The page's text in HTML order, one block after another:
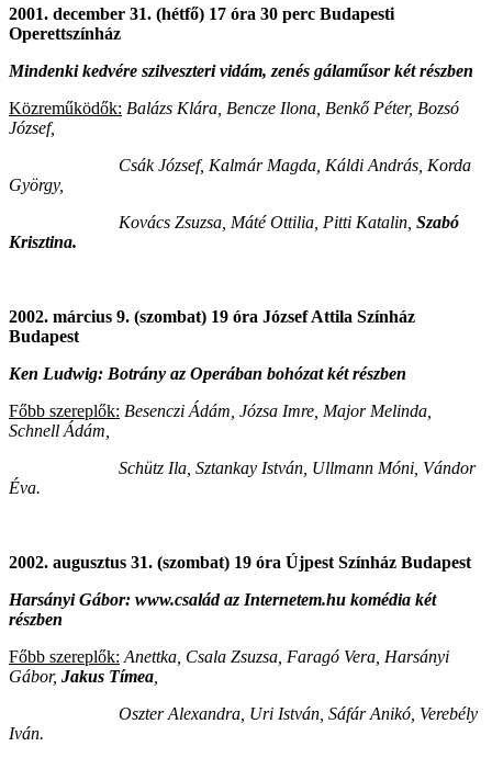
2001. december 31. (hétfő) 17 óra 30 perc Budapesti
Operettszínház
Mindenki kedvére szilveszteri vidám, zenés gálaműsor két részben
Közreműködők: Balázs Klára, Bencze Ilona, Benkő Péter, Bozsó
József,
Csák József, Kalmár Magda, Káldi András, Korda
György,
Kovács Zsuzsa, Máté Ottilia, Pitti Katalin, Szabó
Krisztina.
2002. március 9. (szombat) 19 óra József Attila Színház
Budapest
Ken Ludwig: Botrány az Operában bohózat két részben
Főbb szereplők: Besenczi Ádám, Józsa Imre, Major Melinda,
Schnell Ádám,
Schütz Ila, Sztankay István, Ullmann Móni, Vándor
Éva.
2002. augusztus 31. (szombat) 19 óra Újpest Színház Budapest
Harsányi Gábor: www.család az Internetem.hu komédia két
részben
Főbb szereplők: Anettka, Csala Zsuzsa, Faragó Vera, Harsányi
Gábor, Jakus Tímea
Oszter Alexandra, Uri István, Sáfár Anikó, Verebély
Iván.